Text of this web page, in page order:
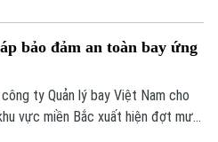
ngày cao điểm.
bảo đảm an toàn bay ứng
ty Quản lý bay Việt Nam cho
vực miền Bắc xuất hiện đợt mưa